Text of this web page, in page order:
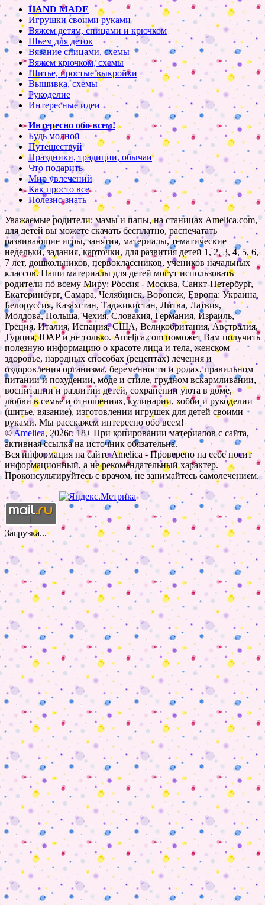
HAND MADE
Игрушки своими руками
Вяжем детям, спицами и крючком
Шьем для деток
Вязание спицами, схемы
Вяжем крючком, схемы
Шитье, простые выкройки
Вышивка, схемы
Рукоделие
Интересные идеи
Интересно обо всем!
Будь модной
Путешествуй
Праздники, традиции, обычаи
Что подарить
Мир увлечений
Как просто все
Полезно знать
Уважаемые родители: мамы и папы, на станицах Amelica.com,
для детей вы можете скачать бесплатно, распечатать
развивающие игры, занятия, материалы, тематические
недельки, задания, карточки, для развития детей 1, 2, 3, 4, 5, 6,
7 лет, дошкольников, первоклассников, учеников начальных
классов. Наши материалы для детей могут использовать
родители по всему Миру: Россия - Москва, Санкт-Петербург,
Екатеринбург, Самара, Челябинск, Воронеж, Европа: Украина,
Белоруссия, Казахстан, Таджикистан, Литва, Латвия,
Молдова, Польша, Чехия, Словакия, Германия, Израиль,
Греция, Италия, Испания, США, Великобритания, Австралия,
Турция, ЮАР и не только. Amelica.com поможет Вам получить
полезную информацию о красоте лица и тела, женском
здоровье, народных способах (рецептах) лечения и
оздоровления организма, беременности и родах, правильном
питании и похудении, моде и стиле, грудном вскармливании,
воспитании и развитии детей, сохранении уюта в доме,
любви в семье и отношениях, кулинарии, хобби и рукоделии
(шитье, вязание), изготовлении игрушек для детей своими
руками. Мы расскажем интересно обо всем!
©Amelica, 2026г. 18+ При копировании материалов с сайта,
активная ссылка на источник обязательна.
Вся информация на сайте Amelica - Проверено на себе носит
информационный, а не рекомендательный характер.
Проконсультируйтесь с врачом, не занимайтесь самолечением.
Загрузка...